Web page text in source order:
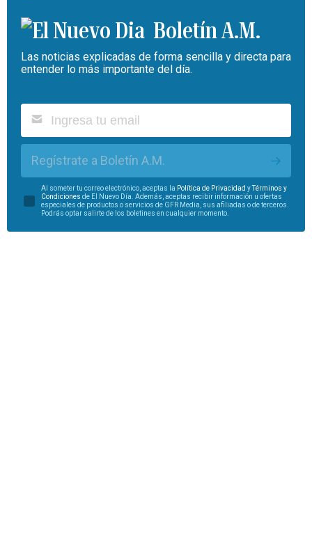
Boletín A.M.
Las noticias explicadas de forma sencilla y directa para
entender lo más importante del día.
Regístrate a Boletín A.M.
Al someter tu correo electrónico, aceptas la Política de Privacidad y
Términos y
Condiciones de El Nuevo Día. Además, aceptas recibir información u ofertas
especiales de productos o servicios de GFR Media, sus afiliadas o de terceros.
Podrás optar salirte de los boletines en cualquier momento.